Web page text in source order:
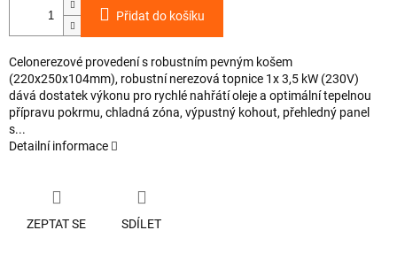
Přidat do košíku
Celonerezové provedení s robustním pevným košem
(220x250x104mm), robustní nerezová topnice 1x 3,5 kW (230V)
dává dostatek výkonu pro rychlé nahřátí oleje a optimální tepelnou
přípravu pokrmu, chladná zóna, výpustný kohout, přehledný panel
s...
Detailní informace
ZEPTAT SE SDÍLET